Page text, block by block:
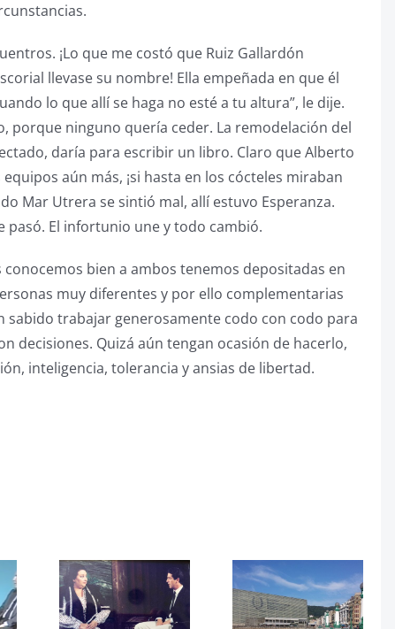
¡Lo que me costó que Ruiz Gallardón
llevase su nombre! Ella empeñada en que él
lo que allí se haga no esté a tu altura”, le dije.
porque ninguno quería ceder. La remodelación del
daría para escribir un libro. Claro que Alberto
aún más, ¡si hasta en los cócteles miraban
Mar Utrera se sintió mal, allí estuvo Esperanza.
pasó. El infortunio une y todo cambió.
bien a ambos tenemos depositadas en
muy diferentes y por ello complementarias
trabajar generosamente codo con codo para
decisiones. Quizá aún tengan ocasión de hacerlo,
inteligencia, tolerancia y ansias de libertad.